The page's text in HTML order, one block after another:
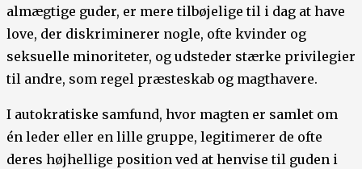
almægtige guder, er mere tilbøjelige til i dag at have
love, der diskriminerer nogle, ofte kvinder og
seksuelle minoriteter, og udsteder stærke privilegier
til andre, som regel præsteskab og magthavere.
I autokratiske samfund, hvor magten er samlet om
én leder eller en lille gruppe, legitimerer de ofte
deres højhellige position ved at henvise til guden i